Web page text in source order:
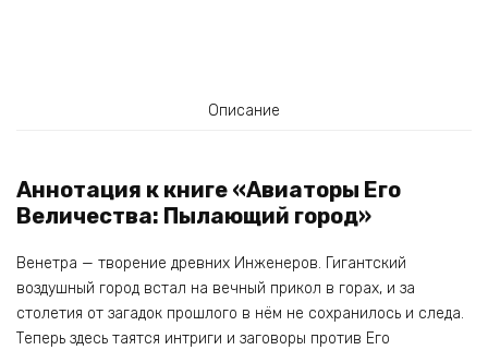
Описание
Аннотация к книге «Авиаторы Его
Величества: Пылающий город»
Венетра — творение древних Инженеров. Гигантский
воздушный город встал на вечный прикол в горах, и за
столетия от загадок прошлого в нём не сохранилось и следа.
Теперь здесь таятся интриги и заговоры против Его